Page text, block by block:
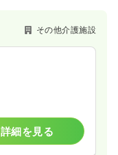
その他介護施設
詳細を見る